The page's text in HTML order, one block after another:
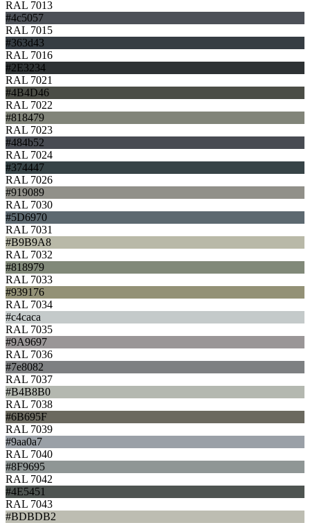
RAL 7013
#4c5057
RAL 7015
#363d43
RAL 7016
#2E3234
RAL 7021
#4B4D46
RAL 7022
#818479
RAL 7023
#484b52
RAL 7024
#374447
RAL 7026
#919089
RAL 7030
#5D6970
RAL 7031
#B9B9A8
RAL 7032
#818979
RAL 7033
#939176
RAL 7034
#c4caca
RAL 7035
#9A9697
RAL 7036
#7e8082
RAL 7037
#B4B8B0
RAL 7038
#6B695F
RAL 7039
#9aa0a7
RAL 7040
#8F9695
RAL 7042
#4E5451
RAL 7043
#BDBDB2